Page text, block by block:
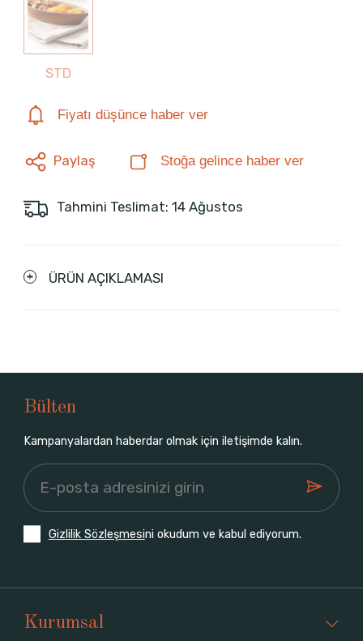
STD
Fiyatı düşünce haber ver
Paylaş Stoğa gelince haber ver
Tahmini Teslimat: 14 Ağustos
ÜRÜN AÇIKLAMASI
Bülten
Kampanyalardan haberdar olmak için iletişimde kalın.
Gizlilik Sözleşmesini okudum ve kabul ediyorum.
Kurumsal